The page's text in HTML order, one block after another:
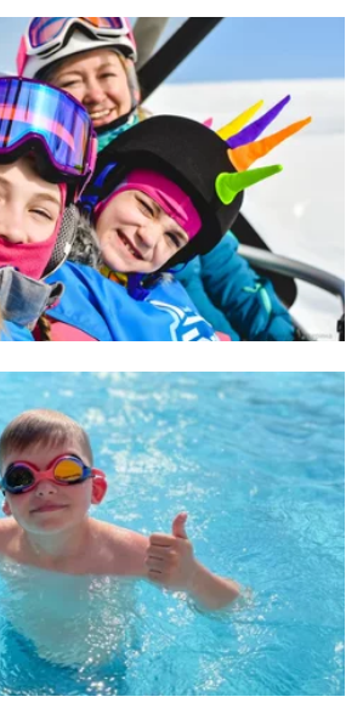
набережной
Сочи